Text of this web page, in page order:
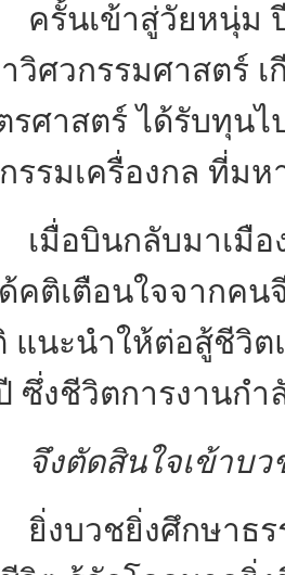
เข้าสู่วัยหนุ่ม ปี
วิศวกรรมศาสตร์
รศาสตร์ ได้รับทุน
รรมเครื่องกล ที่ม
บินกลับมาเมืองไ
คติเตือนใจจากคน
แนะนำให้ต่อสู้ชีวิต
ซึ่งชีวิตการงานกำ
จึงตัดสินใจเข้าบ
วชยิ่งศึกษาธรร